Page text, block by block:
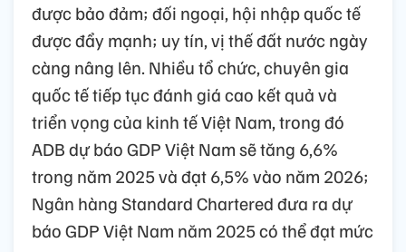
được bảo đảm; đối ngoại, hội nhập quốc tế
được đẩy mạnh; uy tín, vị thế đất nước ngày
càng nâng lên. Nhiều tổ chức, chuyên gia
quốc tế tiếp tục đánh giá cao kết quả và
triển vọng của kinh tế Việt Nam, trong đó
ADB dự báo GDP Việt Nam sẽ tăng 6,6%
trong năm 2025 và đạt 6,5% vào năm 2026;
Ngân hàng Standard Chartered đưa ra dự
báo GDP Việt Nam năm 2025 có thể đạt mức